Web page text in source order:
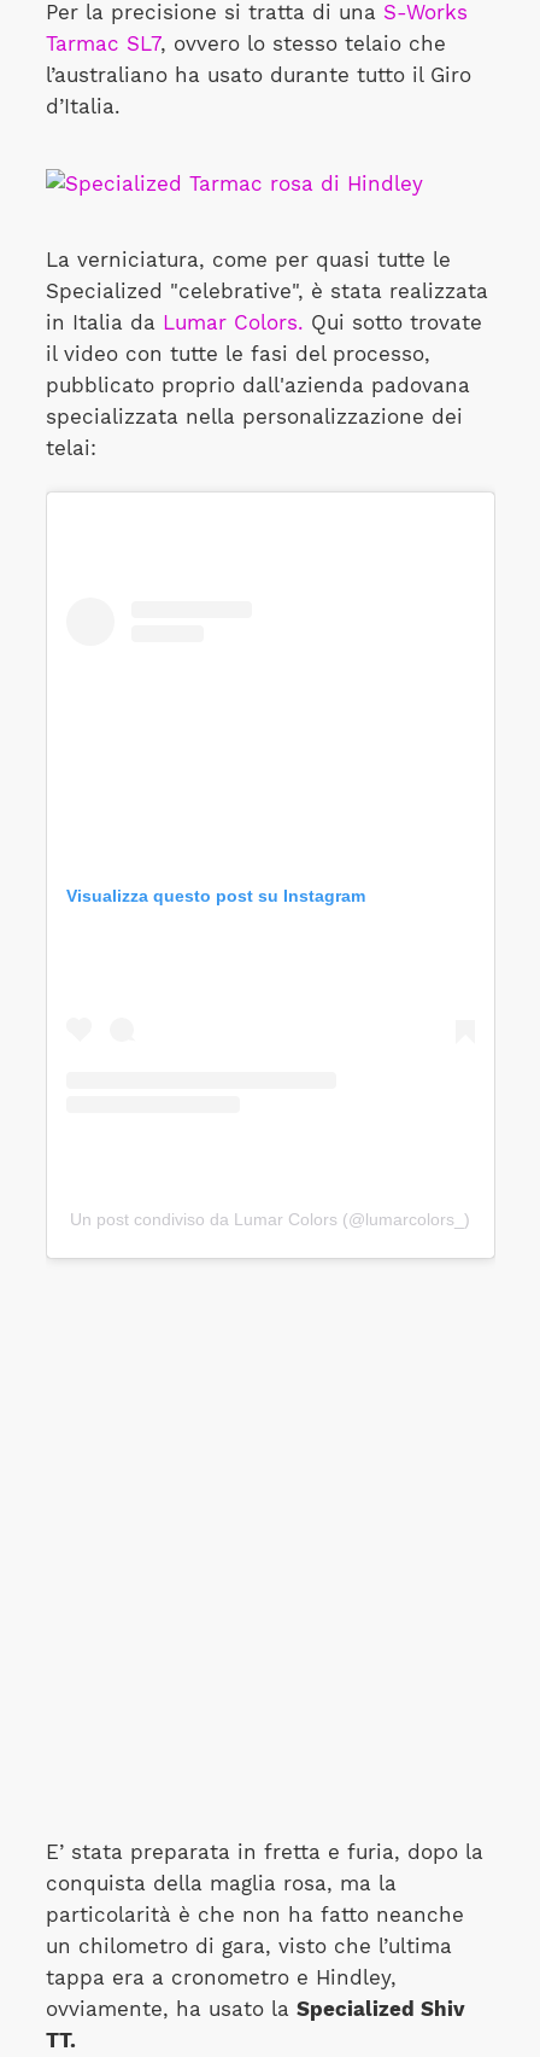
Per la precisione si tratta di una S-Works
Tarmac SL7, ovvero lo stesso telaio che
l’australiano ha usato durante tutto il Giro
d’Italia.
La verniciatura, come per quasi tutte le
Specialized "celebrative", è stata realizzata
in Italia da Lumar Colors. Qui sotto trovate
il video con tutte le fasi del processo,
pubblicato proprio dall'azienda padovana
specializzata nella personalizzazione dei
telai:
Visualizza questo post su Instagram
Un post condiviso da Lumar Colors (@lumarcolors_)
E’ stata preparata in fretta e furia, dopo la
conquista della maglia rosa, ma la
particolarità è che non ha fatto neanche
un chilometro di gara, visto che l’ultima
tappa era a cronometro e Hindley,
ovviamente, ha usato la Specialized Shiv
TT.